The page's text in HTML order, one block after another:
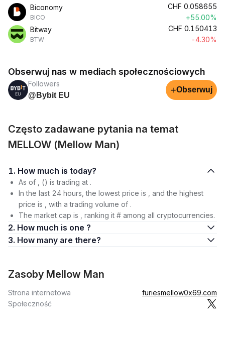
Biconomy
BICO
CHF 0.058655
+55.00%
Bitway
BTW
CHF 0.150413
-4.30%
Obserwuj nas w mediach społecznościowych
Followers
@Bybit EU
+Obserwuj
Często zadawane pytania na temat
MELLOW (Mellow Man)
1. How much is today?
As of , () is trading at .
In the last 24 hours, the lowest price is , and the highest
price is , with a trading volume of .
The market cap is , ranking it # among all cryptocurrencies.
2. How much is one ?
3. How many are there?
Zasoby Mellow Man
Strona internetowa
furiesmellow0x69.com
Społeczność